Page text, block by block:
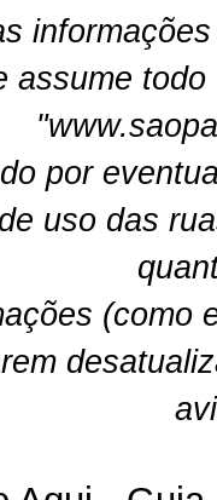
assume
por
uso das
(como